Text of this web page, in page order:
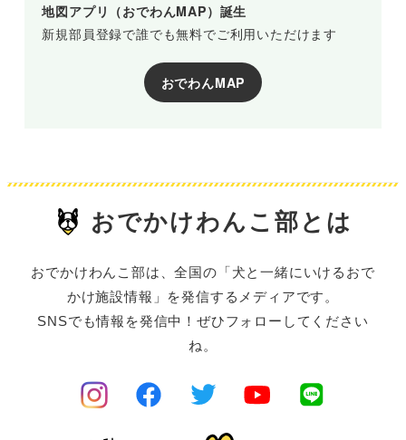
地図アプリ（おでわんMAP）誕生
新規部員登録で誰でも無料でご利用いただけます
おでわんMAP
おでかけわんこ部とは
おでかけわんこ部は、全国の「犬と一緒にいけるおで
かけ施設情報」を発信するメディアです。
SNSでも情報を発信中！ぜひフォローしてください
ね。